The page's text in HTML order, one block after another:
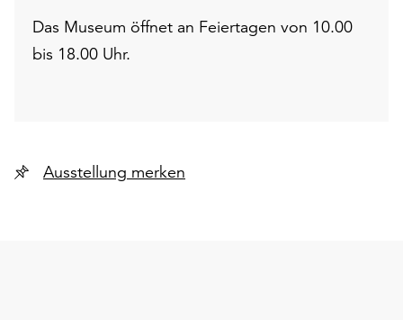
Das Museum öffnet an Feiertagen von 10.00
bis 18.00 Uhr.
Ausstellung merken